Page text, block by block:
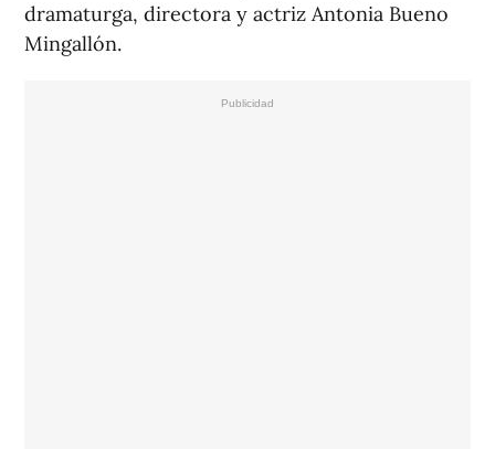
dramaturga, directora y actriz Antonia Bueno
Mingallón.